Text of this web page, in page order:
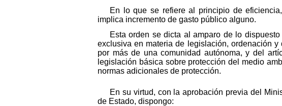
En lo que se refiere al principio de
implica incremento de gasto público alguno.
Esta orden se dicta al amparo de lo
exclusiva en materia de legislación, ordenación
por más de una comunidad autónoma, y del
legislación básica sobre protección del medio
normas adicionales de protección.
En su virtud, con la aprobación previa del
de Estado, dispongo: